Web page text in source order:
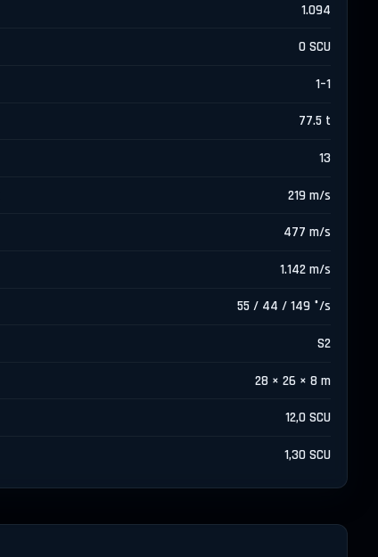
1.094
0 SCU
1–1
77.5 t
13
219 m/s
477 m/s
1.142 m/s
55 / 44 / 149 °/s
S2
28 × 26 × 8 m
12,0 SCU
1,30 SCU